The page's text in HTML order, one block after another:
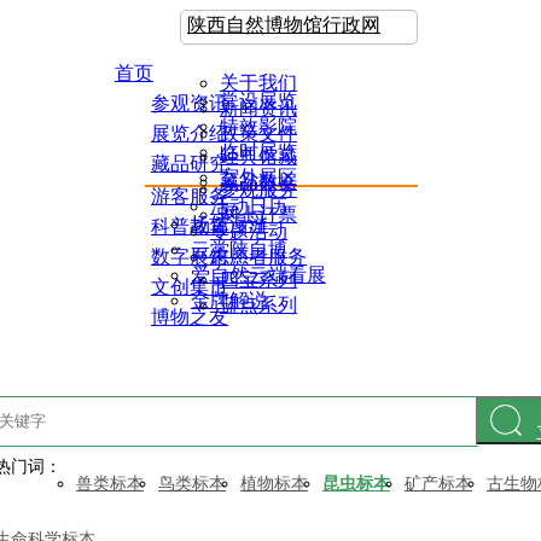
陕西自然博物馆行政网
首页
参观资讯
关于我们
新闻资讯
政策文件
展览介绍
常设展览
特效影院
临时展览
室外展区
藏品研究经典馆藏
藏品数据
游客服务参观服务
网上订票
科普教育
活动日历
专题活动
志愿者服务
数字展馆
场馆漫游
云赏陕自博
爱自然云端看展
金牌解说
文创集市四宝系列
蓝点系列
博物之友
门词：
兽类标本
鸟类标本 植物标本 昆虫标本 矿产标本 古生物